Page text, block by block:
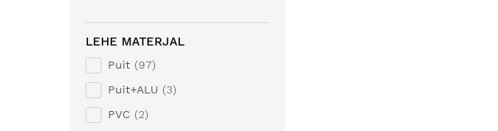
LEHE MATERJAL
Puit
97
Puit+ALU
3
PVC
2